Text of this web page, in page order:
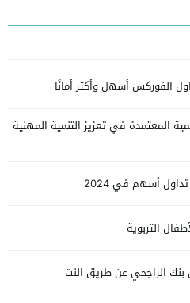
المعتمدة في تعزيز التنمية المهنية
أسهم في 2024
التربوية
الراجحي عن طريق النت